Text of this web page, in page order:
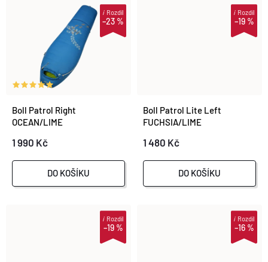
K
T
Ů
U
K
T
Ů
–23 %
iRozdíl
Boll Patrol Right
OCEAN/LIME
1 990 Kč
DO KOŠÍKU
–19 %
iRozdíl
Boll Patrol Lite Left
FUCHSIA/LIME
1 480 Kč
DO KOŠÍKU
–19 %
iRozdíl
–16 %
iRozdíl